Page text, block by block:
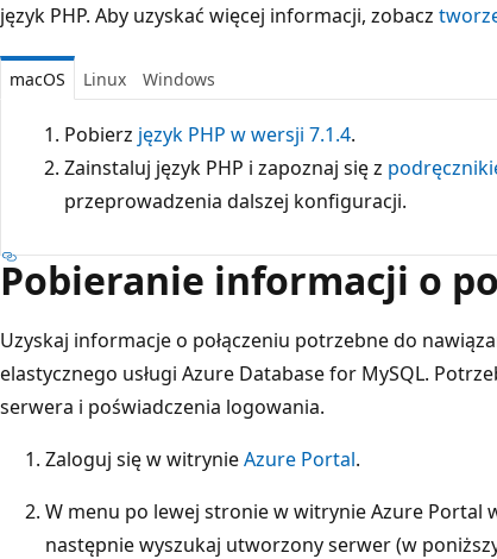
język PHP. Aby uzyskać więcej informacji, zobacz
macOS Linux Windows
Pobierz język PHP w wersji 7.1.4.
Zainstaluj język PHP i zapoznaj się z
przeprowadzenia dalszej konfiguracji.
Pobieranie informacji o
Uzyskaj informacje o połączeniu potrzebne do
elastycznego usługi Azure Database for MySQL.
serwera i poświadczenia logowania.
Zaloguj się w witrynieAzure Portal.
W menu po lewej stronie w witrynie Azure Portal
następnie wyszukaj utworzony serwer (w